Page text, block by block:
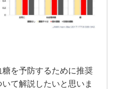
を予防するために推奨
て解説したいと思いま